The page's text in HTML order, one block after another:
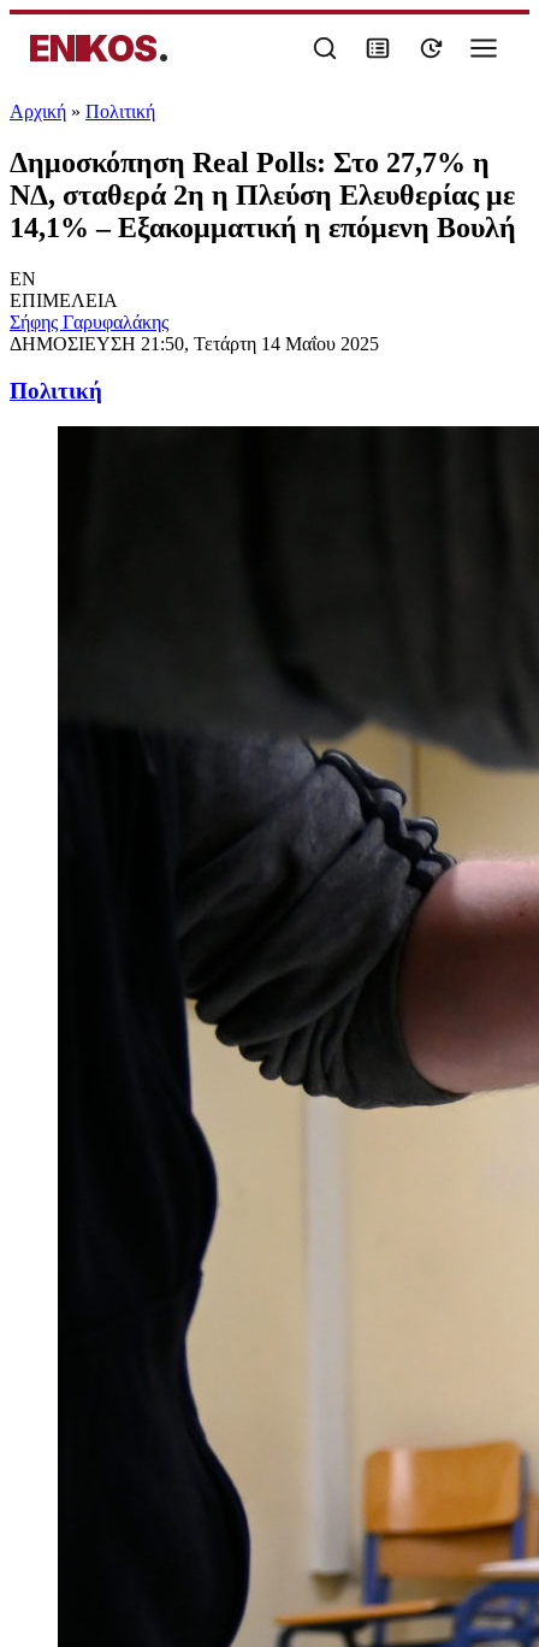
ENIKOS.
Αρχική » Πολιτική
Δημοσκόπηση Real Polls: Στο 27,7% η
ΝΔ, σταθερά 2η η Πλεύση Ελευθερίας με
14,1% – Εξακομματική η επόμενη Βουλή
EN
ΕΠΙΜΕΛΕΙΑ
Σήφης Γαρυφαλάκης
ΔΗΜΟΣΙΕΥΣΗ 21:50, Τετάρτη 14 Μαΐου 2025
Πολιτική